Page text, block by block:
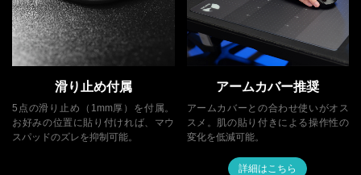
滑り止め付属
5点の滑り止め（1mm厚）を付属。
お好みの位置に貼り付ければ、マウ
スパッドのズレを抑制可能。
アームカバー推奨
アームカバーとの合わせ使いがオス
スメ。肌の貼り付きによる操作性の
変化を低減可能。
詳細はこちら